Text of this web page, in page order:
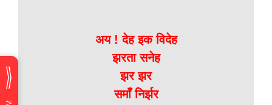
अय ! देह इक विदेह
झरता सनेह
झर झर
समाँ निर्झर